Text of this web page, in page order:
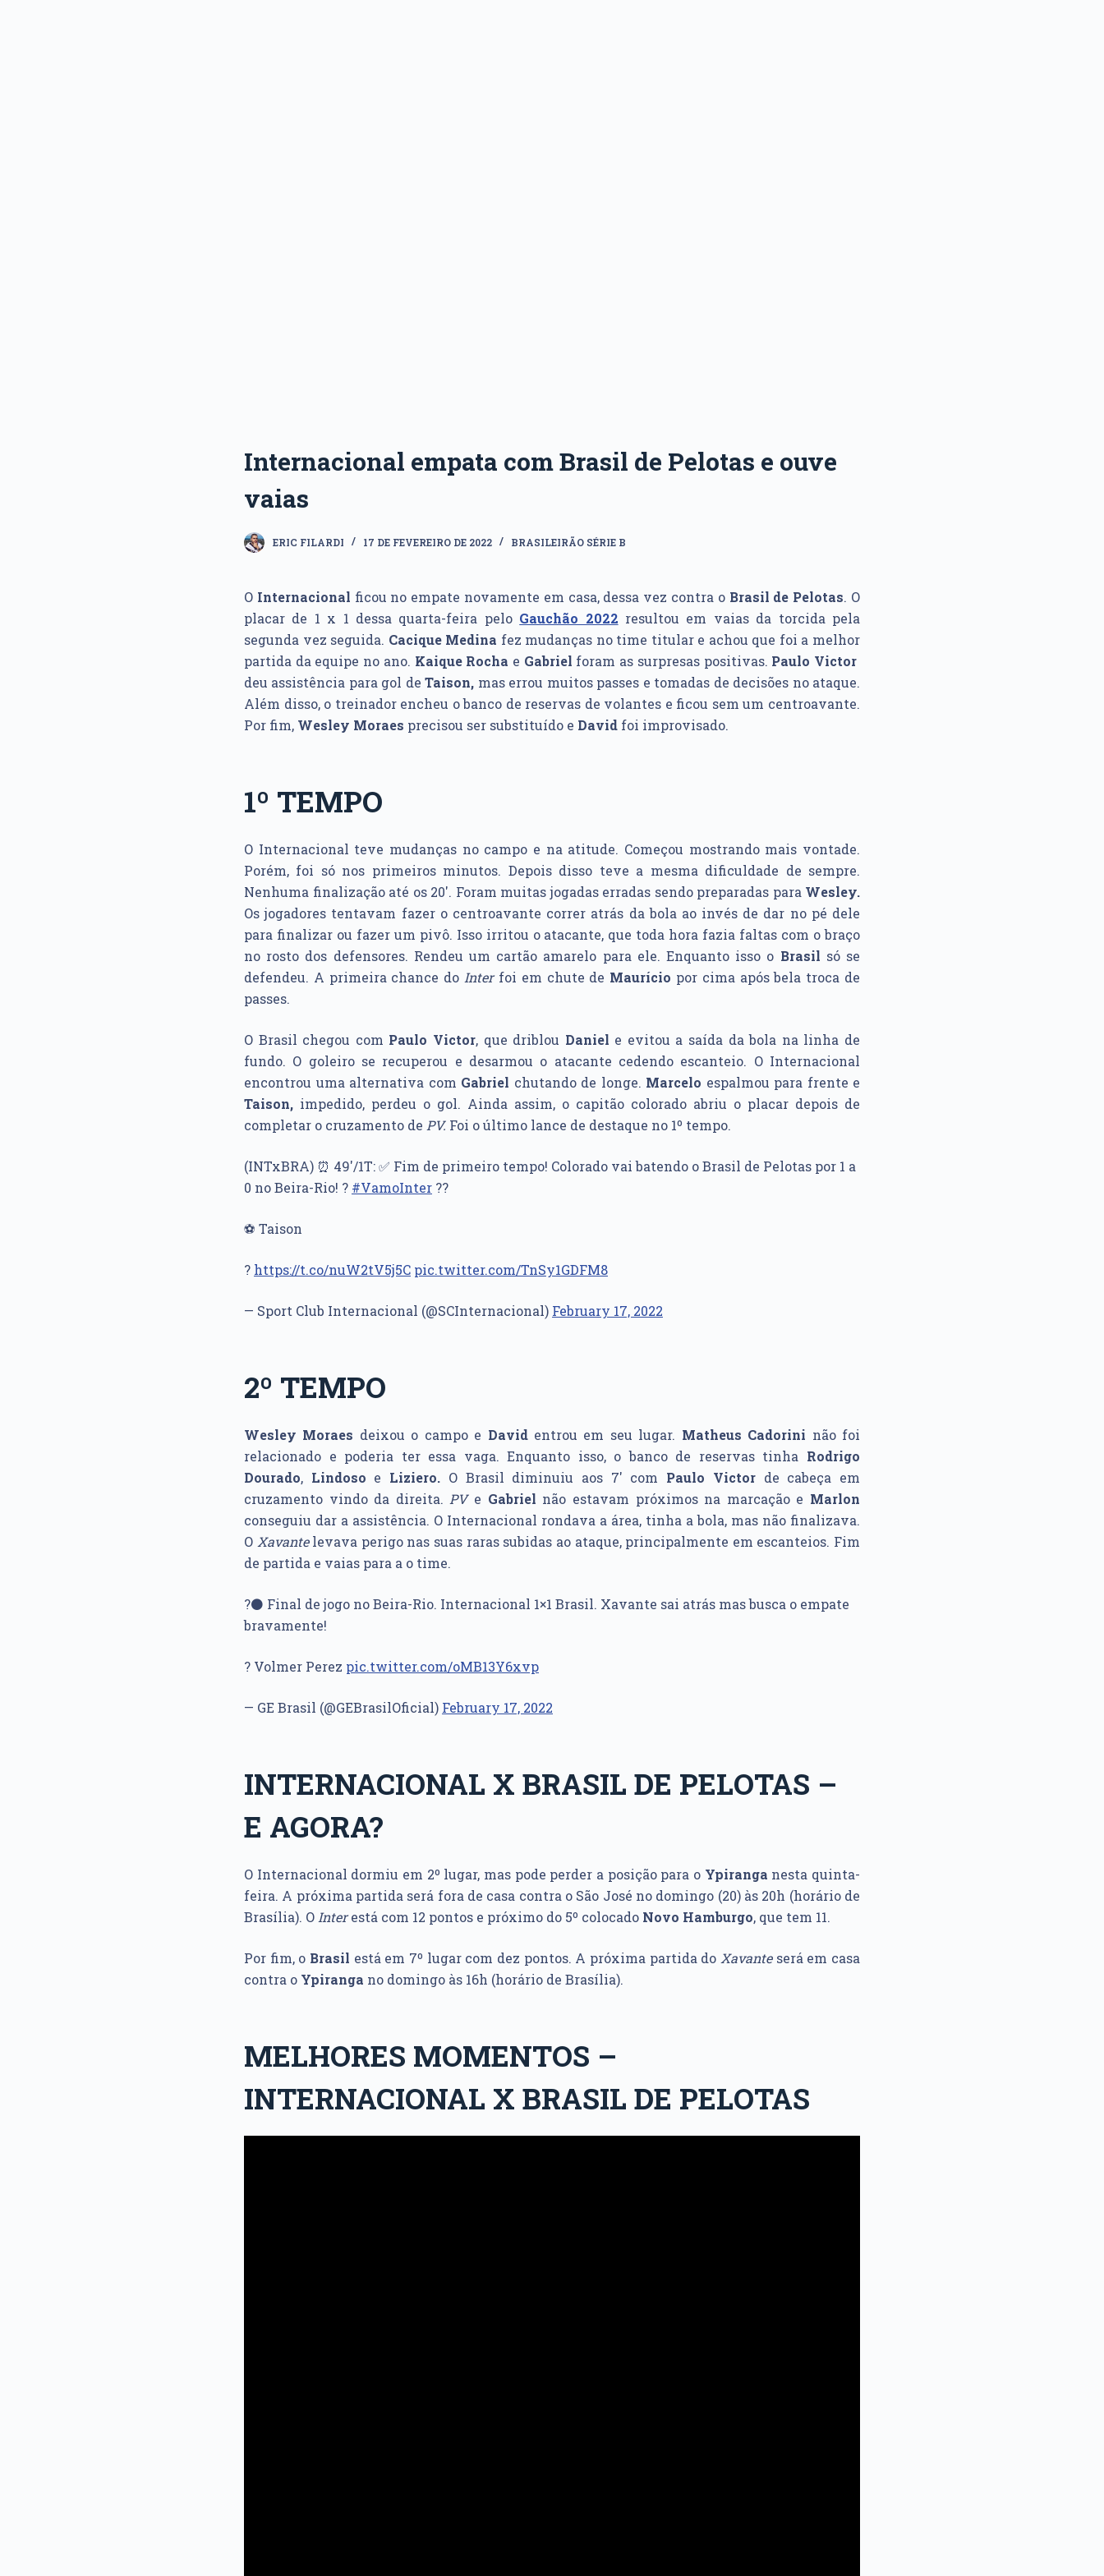
Internacional empata com Brasil de Pelotas e ouve
vaias
ERIC FILARDI 17 DE FEVEREIRO DE 2022 BRASILEIRÃO SÉRIE B
O Internacional ficou no empate novamente em casa, dessa vez contra o Brasil de Pelotas. O
placar de 1 x 1 dessa quarta-feira pelo Gauchão 2022 resultou em vaias da torcida pela
segunda vez seguida. Cacique Medina fez mudanças no time titular e achou que foi a melhor
partida da equipe no ano. Kaique Rocha e Gabriel foram as surpresas positivas. Paulo Victor
deu assistência para gol deTaison, mas errou muitos passes e tomadas de decisões no ataque.
Além disso, o treinador encheu o banco de reservas de volantes e ficou sem um centroavante.
Por fim, Wesley Moraes precisou ser substituído e David foi improvisado.
1º TEMPO
O Internacional teve mudanças no campo e na atitude. Começou mostrando mais vontade.
Porém, foi só nos primeiros minutos. Depois disso teve a mesma dificuldade de sempre.
Nenhuma finalização até os 20′. Foram muitas jogadas erradas sendo preparadas para Wesley.
Os jogadores tentavam fazer o centroavante correr atrás da bola ao invés de dar no pé dele
para finalizar ou fazer um pivô. Isso irritou o atacante, que toda hora fazia faltas com o braço
no rosto dos defensores. Rendeu um cartão amarelo para ele. Enquanto isso o Brasil só se
defendeu. A primeira chance do Interfoi em chute de Maurício por cima após bela troca de
passes.
O Brasil chegou com Paulo Victor, que driblou Daniel e evitou a saída da bola na linha de
fundo. O goleiro se recuperou e desarmou o atacante cedendo escanteio. O Internacional
encontrou uma alternativa com Gabriel chutando de longe. Marcelo espalmou para frente e
Taison, impedido, perdeu o gol. Ainda assim, o capitão colorado abriu o placar depois de
completar o cruzamento de PV. Foi o último lance de destaque no 1º tempo.
(INTxBRA) ⏰ 49'/1T: ✅ Fim de primeiro tempo! Colorado vai batendo o Brasil de Pelotas por 1 a
0 no Beira-Rio! ? #VamoInter ??
⚽️ Taison
? https://t.co/nuW2tV5j5C pic.twitter.com/TnSy1GDFM8
— Sport Club Internacional (@SCInternacional) February 17, 2022
2º TEMPO
Wesley Moraes deixou o campo e Davidentrou em seu lugar. Matheus Cadorini não foi
relacionado e poderia ter essa vaga. Enquanto isso, o banco de reservas tinha Rodrigo
Dourado, Lindoso e Liziero. O Brasil diminuiu aos 7′ com Paulo Victorde cabeça em
cruzamento vindo da direita. PVe Gabriel não estavam próximos na marcação e Marlon
conseguiu dar a assistência. O Internacional rondava a área, tinha a bola, mas não finalizava.
O Xavantelevava perigo nas suas raras subidas ao ataque, principalmente em escanteios. Fim
de partida e vaias para a o time.
?⚫ Final de jogo no Beira-Rio. Internacional 1×1 Brasil. Xavante sai atrás mas busca o empate
bravamente!
? Volmer Perez pic.twitter.com/oMB13Y6xvp
— GE Brasil (@GEBrasilOficial) February 17, 2022
INTERNACIONAL X BRASIL DE PELOTAS –
E AGORA?
O Internacional dormiu em 2º lugar, mas pode perder a posição para o Ypiranga nesta quinta-
feira. A próxima partida será fora de casa contra o São José no domingo (20) às 20h (horário de
Brasília). O Interestá com 12 pontos e próximo do 5º colocado Novo Hamburgo, que tem 11.
Por fim, o Brasil está em 7º lugar com dez pontos. A próxima partida do Xavanteserá em casa
contra o Ypiranga no domingo às 16h (horário de Brasília).
MELHORES MOMENTOS –
INTERNACIONAL X BRASIL DE PELOTAS